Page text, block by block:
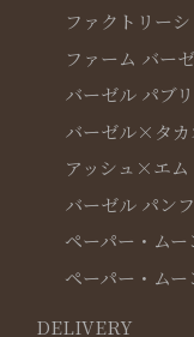
ファクトリー
ファーム バー
バーゼル パブ
バーゼル×タ
アッシュ×エ
バーゼル パン
ペーパー・ムー
ペーパー・ム
DELIVERY